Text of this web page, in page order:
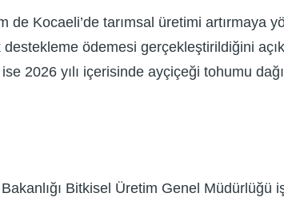
Kocaeli’de tarımsal üretimi artırmaya
ödemesi gerçekleştirildiğini
2026 yılı içerisinde ayçiçeği tohumu
Bitkisel Üretim Genel